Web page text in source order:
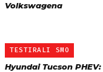
Volkswagena
TESTIRALI SMO
Hyundai Tucson